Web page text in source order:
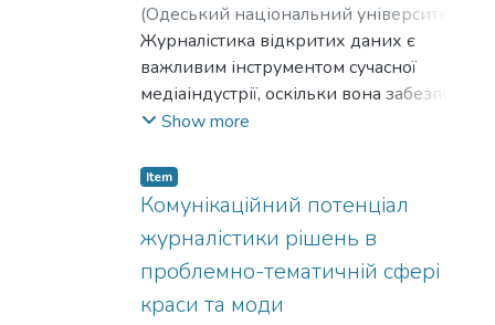
(Одеський національний університет
імені І. І. Мечникова,2024)Янак,
Христина Олександрівна
Журналістика відкритих даних є
важливим інструментом сучасної
медіаіндустрії, оскільки вона забезпечує
прозорість, підзвітність та
Використання відкритих даних у
журналістиці дозволяє проводити
глибокі, засновані на фактах
розслідування, що спрямовані на
підвищення громадської свідомості, а
також здійснювати контроль над
Show more
Item
Комунікаційний потенціал
журналістики рішень в
проблемно-тематичній сфері
краси та моди